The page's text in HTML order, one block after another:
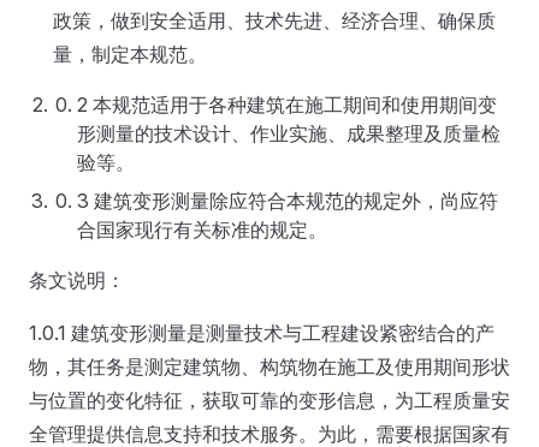
政策，做到安全适用、技术先进、经济合理、确保质
量，制定本规范。
2 本规范适用于各种建筑在施工期间和使用期间变
形测量的技术设计、作业实施、成果整理及质量检
验等。
3 建筑变形测量除应符合本规范的规定外，尚应符
合国家现行有关标准的规定。
条文说明：
1.0.1 建筑变形测量是测量技术与工程建设紧密结合的产
物，其任务是测定建筑物、构筑物在施工及使用期间形状
与位置的变化特征，获取可靠的变形信息，为工程质量安
全管理提供信息支持和技术服务。为此，需要根据国家有